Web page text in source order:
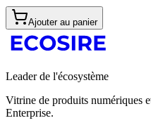
Ajouter au panier
Leader de l'écosystème
Vitrine de produits numériques
Enterprise.